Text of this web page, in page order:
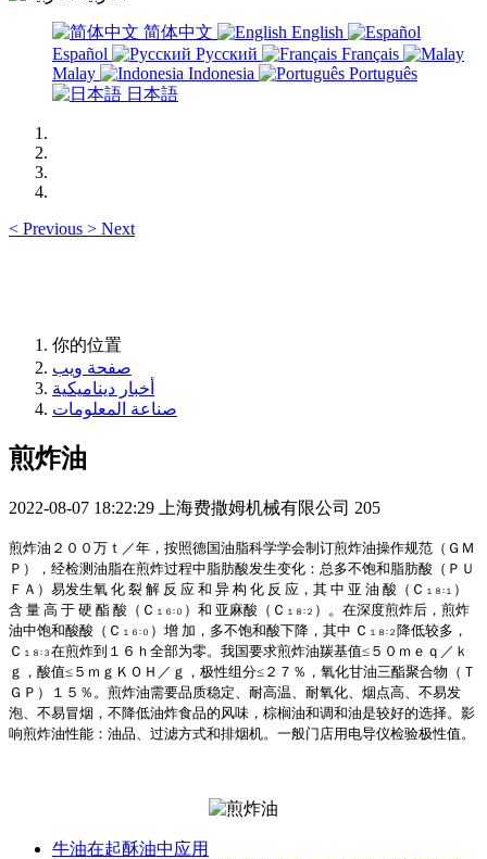
简体中文
English
Español
Русский
Français
Malay
Indonesia
Português
日本語
< Previous > Next
你的位置
صفحة ويب
أخبار ديناميكية
صناعة المعلومات
煎炸油
2022-08-07 18:22:29 上海费撒姆机械有限公司 205
煎炸油 ２００ 万 ｔ ／年 ， 按照德国油脂科学学会制订煎炸油操作规范 （ ＧＭ
Ｐ ）， 经检测油脂在煎炸过程中脂肪酸发生变化 ： 总多不饱和脂肪酸 （ ＰＵ
ＦＡ ） 易发生氧 化 裂 解 反 应 和 异 构 化 反 应 ， 其 中 亚 油 酸 （ Ｃ １８ ∶ １ ）
含 量 高 于 硬 酯 酸 （ Ｃ １６ ∶ ０ ） 和 亚麻酸 （ Ｃ １８ ∶ ２ ）。 在深度煎炸后 ， 煎炸
油中饱和酸酸 （ Ｃ １６ ∶ ０ ） 增 加 ， 多不饱和酸下降 ， 其中 Ｃ １８ ∶ ２ 降低较多 ，
Ｃ １８ ∶ ３ 在煎炸到 １６ｈ 全部为零 。 我国要求煎炸油羰基值≤ ５０ｍｅｑ ／ ｋ
ｇ ， 酸值≤ ５ｍｇＫＯＨ ／ ｇ ， 极性组分≤ ２７％ ， 氧化甘油三酯聚合物 （ Ｔ
ＧＰ ） １５％ 。 煎炸油需要品质稳定 耐高温 耐氧化 烟点高
不易发
泡
不易冒烟 ， 不降低油炸食品的风味 ， 棕榈油和调和油是较好的选择。 影
响煎炸油性能 ： 油品 过滤方式和排烟机。 一般门店用电导仪检验极性值 。
牛油在起酥油中应用